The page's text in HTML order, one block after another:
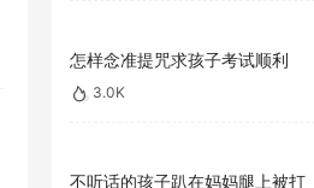
怎样念准提咒求孩子考试顺利
3.0K
不听话的孩子趴在妈妈腿上被打